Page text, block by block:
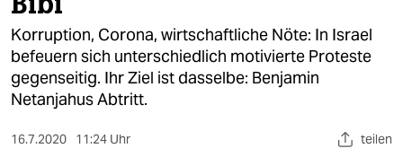
öko
gesellschaft
kultur
sport
Korruption, Corona, wirtschaftliche Nöte: In Israel
befeuern sich unterschiedlich motivierte Proteste
gegenseitig. Ihr Ziel ist dasselbe: Benjamin
Netanjahus Abtritt.
16.7.2020 11:24 Uhr teilen